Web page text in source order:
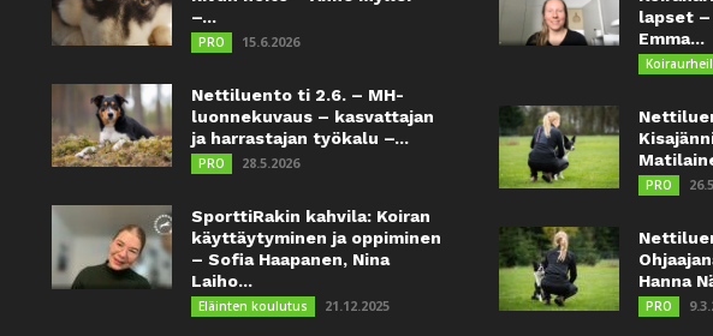
–...
PRO 15.6.2026
Nettiluento ti 2.6. – MH-
luonnekuvaus – kasvattajan
ja harrastajan työkalu –...
PRO 28.5.2026
SporttiRakin kahvila: Koiran
käyttäytyminen ja oppiminen
– Sofia Haapanen, Nina
Laiho...
Eläinten koulutus 21.12.2025
lapset –
Emma...
PRO
Hanna
PRO